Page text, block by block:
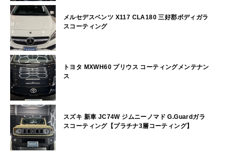
メルセデスベンツ X117 CLA180 三好郡ボディガラ
スコーティング
トヨタ MXWH60 プリウス コーティングメンテナン
ス
スズキ 新車 JC74W ジムニーノマド G.Guardガラ
スコーティング【プラチナ3層コーティング】